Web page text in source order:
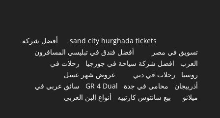
sand city hurghada tickets
أفضل شركة
تسويق في مصر
أفضل فندق في تبليسي المسافرون
العرب
افضل شركة سياحة في جورجيا
رحلات في
روسيا
رحلات في دبي
عروض شهر عسل
أذربيجان
محامي في جدة GR 4 Dual
سائق عربي في
ميلانو
بيع سانتوس كارتييه أنواع البن العربي